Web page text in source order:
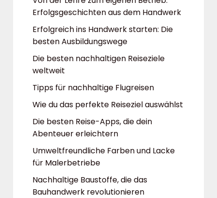
Erfolgsgeschichten aus dem Handwerk
Erfolgreich ins Handwerk starten: Die
besten Ausbildungswege
Die besten nachhaltigen Reiseziele
weltweit
Tipps für nachhaltige Flugreisen
Wie du das perfekte Reiseziel auswählst
Die besten Reise-Apps, die dein
Abenteuer erleichtern
Umweltfreundliche Farben und Lacke
für Malerbetriebe
Nachhaltige Baustoffe, die das
Bauhandwerk revolutionieren